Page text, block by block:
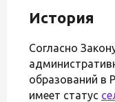
История
Согласно
образований в
имеет статус